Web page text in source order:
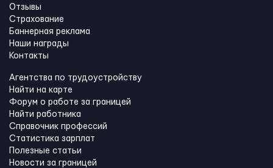
Отзывы
Страхование
Баннерная реклама
Наши награды
Контакты
Агентства по трудоустройству
Найти на карте
Форум о работе за границей
Найти работника
Справочник профессий
Статистика зарплат
Полезные статьи
Новости за границей